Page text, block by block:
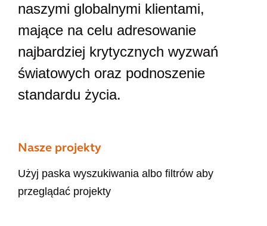
naszymi globalnymi klientami,
mające na celu adresowanie
najbardziej krytycznych wyzwań
światowych oraz podnoszenie
standardu życia.
Nasze projekty
Użyj paska wyszukiwania albo filtrów aby
przeglądać projekty